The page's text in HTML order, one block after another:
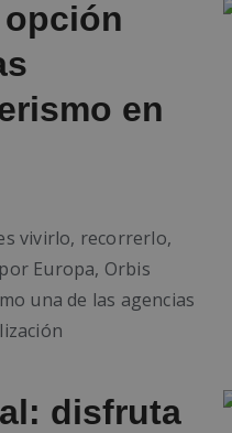
en
vivirlo, recorrerlo,
Europa, Orbis
una de las agencias
disfruta